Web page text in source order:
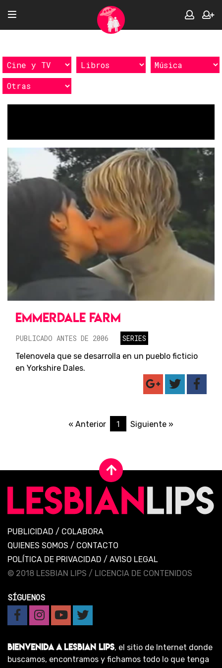
EMMERDALE FARM
PUBLICADO ANTES DE 2006
SERIES
Telenovela que se desarrolla en un pueblo ficticio
en Yorkshire Dales.
« Anterior 1 Siguiente »
PUBLICIDAD / COLABORA
QUIENES SOMOS / CONTACTO
POLÍTICA DE PRIVACIDAD / AVISO LEGAL
© 2018 LESBIAN LIPS / LICENCIA DE CONTENIDOS
SÍGUENOS
BIENVENIDA A LESBIAN LIPS, el sitio de Internet donde
buscamos, encontramos y fichamos todo lo que tenga